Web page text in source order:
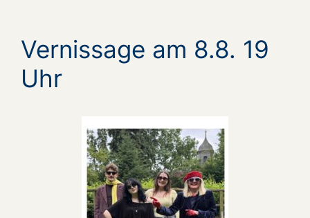
Vernissage am 8.8. 19
Uhr